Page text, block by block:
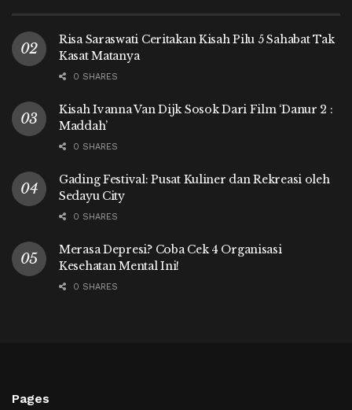
Risa Saraswati Ceritakan Kisah Pilu 5 Sahabat Tak
Kasat Matanya
0 SHARES
Kisah Ivanna Van Dijk Sosok Dari Film ‘Danur 2 :
Maddah’
0 SHARES
Gading Festival: Pusat Kuliner dan Rekreasi oleh
Sedayu City
0 SHARES
Merasa Depresi? Coba Cek 4 Organisasi
Kesehatan Mental Ini!
0 SHARES
Pages